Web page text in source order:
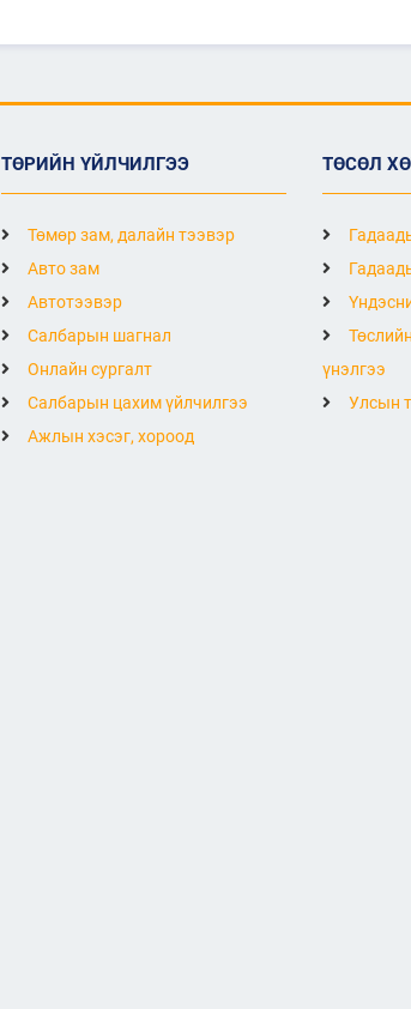
ТӨРИЙН ҮЙЛЧИЛГЭЭ
Төмөр зам, далайн тээвэр
Авто зам
Автотээвэр
Салбарын шагнал
Онлайн сургалт
Салбарын цахим үйлчилгээ
Ажлын хэсэг, хороод
ТӨСӨЛ
үнэлгээ
Улсын